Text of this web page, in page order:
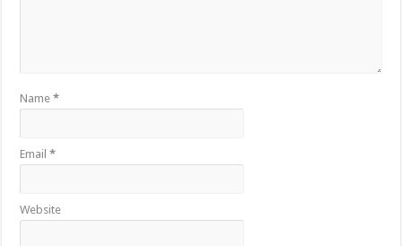
Name*
Email*
Website